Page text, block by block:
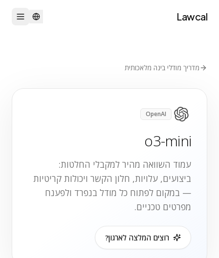
Lawcal
מדריך מודלי בינה מלאכותית
OpenAI
o3-mini
עמוד השוואה מהיר למקבלי החלטות:
ביצועים, עלויות, חלון הקשר ויכולות קריטיות
— במקום לפתוח כל מודל בנפרד ולפענח
מפרטים טכניים.
רוצים המלצה לארגון?